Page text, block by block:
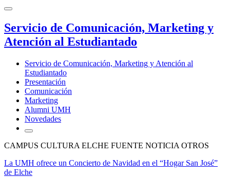
Servicio de Comunicación, Marketing y
Atención al Estudiantado
Servicio de Comunicación, Marketing y Atención al
Estudiantado
Presentación
Comunicación
Marketing
Alumni UMH
Novedades
CAMPUS CULTURA ELCHE FUENTE NOTICIA OTROS
La UMH ofrece un Concierto de Navidad en el “Hogar San José”
de Elche